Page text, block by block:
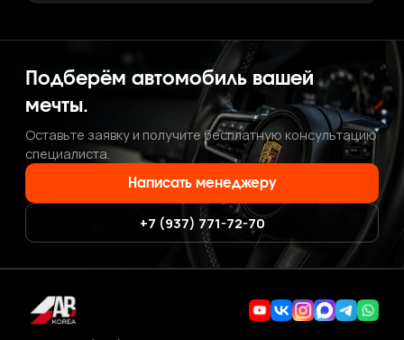
Подберём автомобиль вашей
мечты.
Оставьте заявку и получите бесплатную консультацию
специалиста.
Написать менеджеру
+7 (937) 771-72-70